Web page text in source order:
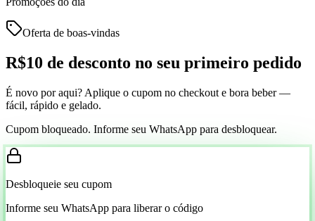
Oferta de boas-vindas
R$10 de desconto no seu primeiro pedido
É novo por aqui? Aplique o cupom no checkout e bora beber —
fácil, rápido e gelado.
Cupom bloqueado. Informe seu WhatsApp para desbloquear.
Desbloqueie seu cupom
Informe seu WhatsApp para liberar o código